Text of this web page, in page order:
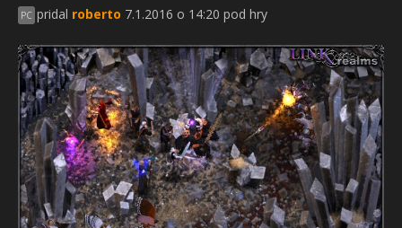
PC pridal roberto 7.1.2016 o 14:20 pod hry